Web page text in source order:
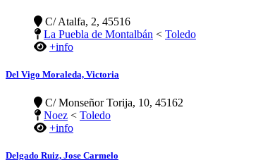
C/ Atalfa, 2, 45516
La Puebla de Montalbán < Toledo
+info
Del Vigo Moraleda, Victoria
C/ Monseñor Torija, 10, 45162
Noez < Toledo
+info
Delgado Ruiz, Jose Carmelo